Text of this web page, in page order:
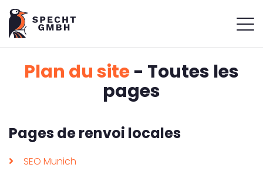
Plan du site- Toutes les
pages
Pages de renvoi locales
SEO Munich